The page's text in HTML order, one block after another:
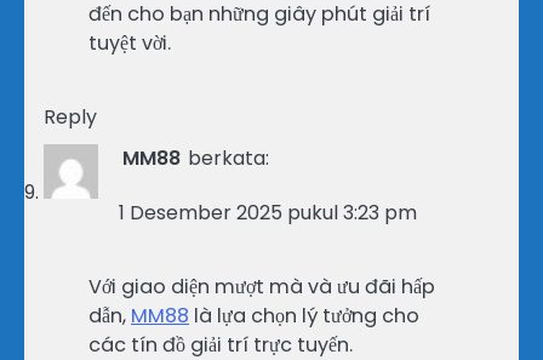
đến cho bạn những giây phút giải trí
tuyệt vời.
Reply
MM88 berkata:
1 Desember 2025 pukul 3:23 pm
Với giao diện mượt mà và ưu đãi hấp
dẫn, MM88 là lựa chọn lý tưởng cho
các tín đồ giải trí trực tuyến.